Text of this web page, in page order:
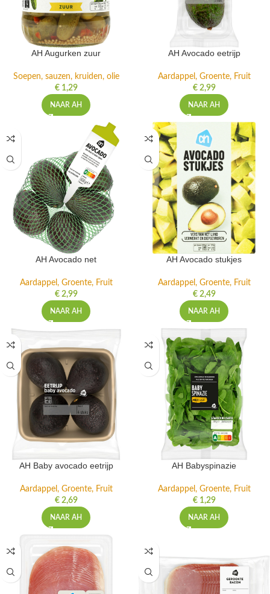
AH Augurken zuur
Soepen, sauzen, kruiden, olie
€1,29
NAAR AH
AH Avocado eetrijp
Aardappel, Groente, Fruit
€2,99
NAAR AH
AH Avocado net
Aardappel, Groente, Fruit
€2,99
NAAR AH
AH Avocado stukjes
Aardappel, Groente, Fruit
€2,49
NAAR AH
AH Baby avocado eetrijp
Aardappel, Groente, Fruit
€2,69
NAAR AH
AH Babyspinazie
Aardappel, Groente, Fruit
€1,29
NAAR AH